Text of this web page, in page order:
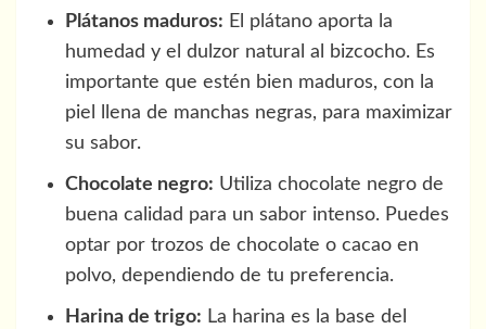
Plátanos maduros: El plátano aporta la
humedad y el dulzor natural al bizcocho. Es
importante que estén bien maduros, con la
piel llena de manchas negras, para maximizar
su sabor.
Chocolate negro: Utiliza chocolate negro de
buena calidad para un sabor intenso. Puedes
optar por trozos de chocolate o cacao en
polvo, dependiendo de tu preferencia.
Harina de trigo: La harina es la base del